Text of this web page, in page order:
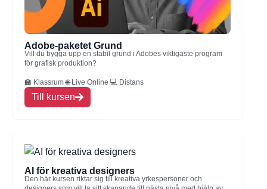
Adobe-paketet Grund
Vill du bygga upp en stabil grund i Adobes viktigaste program
för grafisk produktion?
🏫 Klassrum 🌐 Live Online 💻 Distans
Till kursen
AI för kreativa designers
Den här kursen riktar sig till kreativa yrkespersoner och